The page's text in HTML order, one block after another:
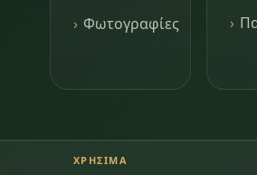
Φωτογραφίες
ΧΡΉΣΙΜΑ